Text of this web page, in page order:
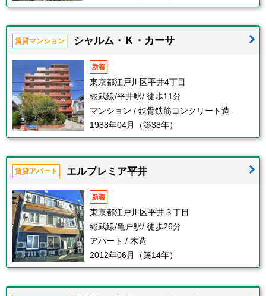
賃貸マンション シャルム・Ｋ・カーサ
新着
東京都江戸川区平井4丁目
総武線/平井駅/ 徒歩11分
マンション / 鉄骨鉄筋コンクリート造
1988年04月（築38年）
賃貸アパート エルプレミア平井
新着
東京都江戸川区平井３丁目
総武線/亀戸駅/ 徒歩26分
アパート / 木造
2012年06月（築14年）